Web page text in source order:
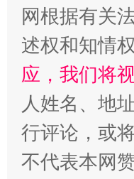
网根据有关
述权和知情
应，我们将
人姓名、地
行评论，或
不代表本网